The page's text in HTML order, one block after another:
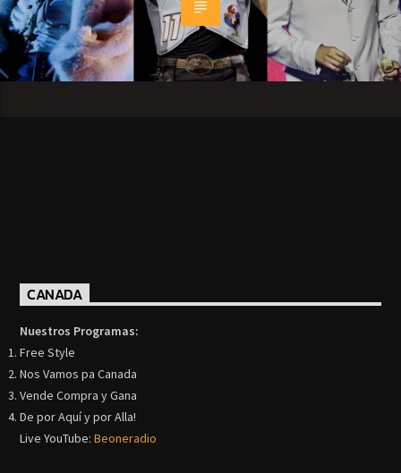
CANADA
Nuestros Programas:
Free Style
Nos Vamos pa Canada
Vende Compra y Gana
De por Aquí y por Alla!
Live YouTube:Beoneradio